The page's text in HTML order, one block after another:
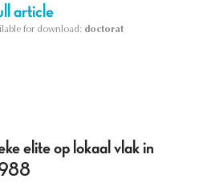
article
for download: doctorat
elite op lokaal vlak in